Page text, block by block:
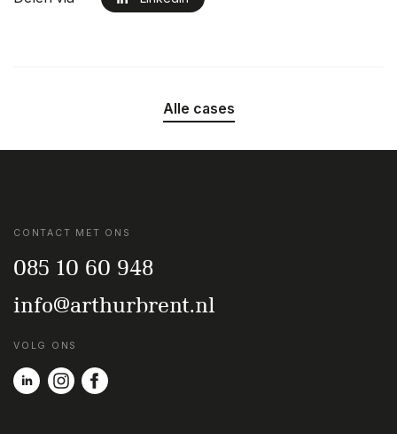
Alle cases
CONTACT MET ONS
085 10 60 948
info@arthurbrent.nl
VOLG ONS